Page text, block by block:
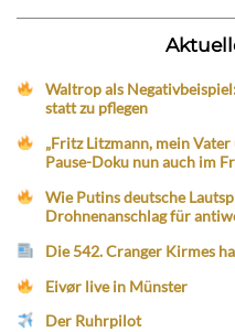
Waltrop als
statt zu pflegen
„Fritz Litzmann, mein
Pause-Doku nun auch im
Wie Putins deutsche
Drohnenanschlag für
Die 542. Cranger Kirmes
Eivør live in Münster
Der Ruhrpilot